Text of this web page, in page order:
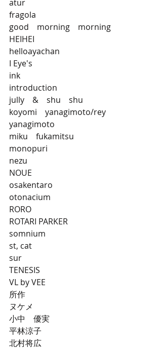
atur
fragola
good　morning　morning
HEIHEI
helloayachan
I Eye's
ink
introduction
jully　&　shu　shu
koyomi　yanagimoto/rey
yanagimoto
miku　fukamitsu
monopuri
nezu
NOUE
osakentaro
otonacium
RORO
ROTARI PARKER
somnium
st, cat
sur
TENESIS
VL by VEE
所作
ヌケメ
小中　優実
平林涼子
北村将広